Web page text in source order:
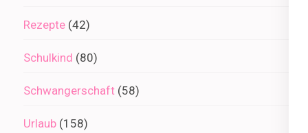
Rezepte (42)
Schulkind (80)
Schwangerschaft (58)
Urlaub (158)